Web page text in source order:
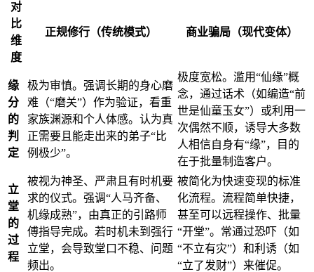
对
比
维
度
正规修行（传统模式） 商业骗局（现代变体）
缘
分
的
判
定
极为审慎。强调长期的身心磨
难（“磨关”）作为验证，看重
家族渊源和个人体感。认为真
正需要且能走出来的弟子“比
例极少”。
极度宽松。滥用“仙缘”概
念，通过话术（如编造“前
世是仙童玉女”）或利用一
次偶然不顺，诱导大多数
人相信自身有“缘”，目的
在于批量制造客户。
立
堂
的
过
程
被视为神圣、严肃且有时机要
求的仪式。强调“人马齐备、
机缘成熟”，由真正的引路师
傅指导完成。若时机未到强行
立堂，会导致堂口不稳、问题
频出。
被简化为快速变现的标准
化流程。流程简单快捷，
甚至可以远程操作、批量
“开堂”。常通过恐吓（如
“不立有灾”）和利诱（如
“立了发财”）来催促。